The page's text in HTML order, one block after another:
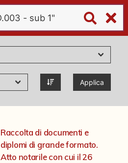
Applica
Raccolta di documenti e
diplomi di grande formato.
Atto notarile con cui il 26